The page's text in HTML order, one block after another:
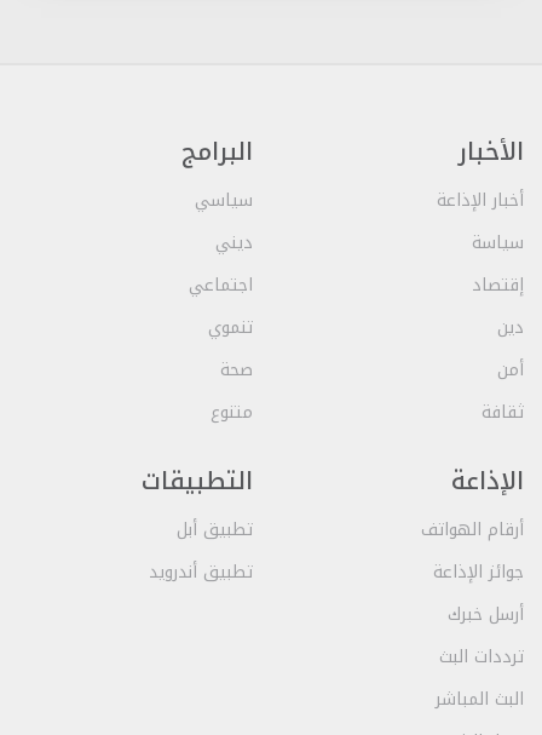
الأخبار
أخبار الإذاعة
سياسة
إقتصاد
دين
أمن
ثقافة
البرامج
سياسي
ديني
اجتماعي
تنموي
صحة
متنوع
الإذاعة
أرقام الهواتف
جوائز الإذاعة
أرسل خبرك
ترددات البث
البث المباشر
التطبيقات
تطبيق أبل
تطبيق أندرويد